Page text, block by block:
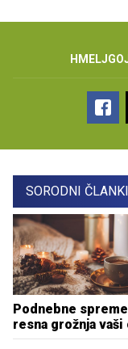
HMELJ
SORODNI ČLANKI
Podnebne
resna grožnja vaši
skodelici kave